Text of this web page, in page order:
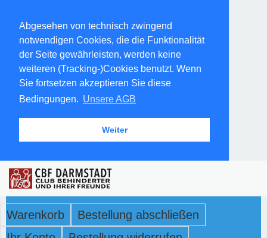
Abgesehen von technisch zwingend
notwendigen Cookies, die die Funktionalität
der Seite gewährleisten, werden keine
weiteren (Tracking-)Cookies benutzt. Wenn
Sie fortsetzen akzeptieren Sie diese
Bedingungen. Unsere AGB
Weiter
Warenkorb
Bestellung abschließen